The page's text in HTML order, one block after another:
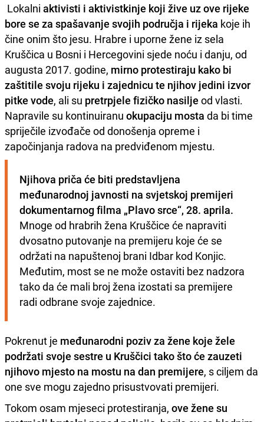
Lokalni aktivisti i aktivistkinje koji žive uz ove rijeke
bore se za spašavanje svojih područja i rijeka koje ih
čine onim što jesu. Hrabre i uporne žene iz sela
Kruščica u Bosni i Hercegovini sjede noću i danju, od
augusta 2017. godine, mirno protestiraju kako bi
zaštitile svoju rijeku i zajednicu te njihov jedini izvor
pitke vode, ali su pretrpjele fizičko nasilje od vlasti.
Napravile su kontinuiranu okupaciju mosta da bi time
spriječile izvođače od donošenja opreme i
započinjanja radova na predviđenom mjestu.
Njihova priča će biti predstavljena
međunarodnoj javnosti na svjetskoj premijeri
dokumentarnog filma „Plavo srce“, 28. aprila.
Mnoge od hrabrih žena Kruščice će napraviti
dvosatno putovanje na premijeru koje će se
održati na napuštenoj brani Idbar kod Konjic.
Međutim, most se ne može ostaviti bez nadzora
tako da će mali broj žena izostati sa premijere
radi odbrane svoje zajednice.
Pokrenut je međunarodni poziv za žene koje žele
podržati svoje sestre u Kruščici tako što će zauzeti
njihovo mjesto na mostu na dan premijere, s ciljem da
one sve mogu zajedno prisustvovati premijeri.
Tokom osam mjeseci protestiranja, ove žene su